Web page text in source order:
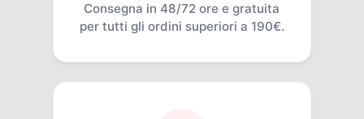
Consegna in 48/72 ore e gratuita
per tutti gli ordini superiori a 190€.